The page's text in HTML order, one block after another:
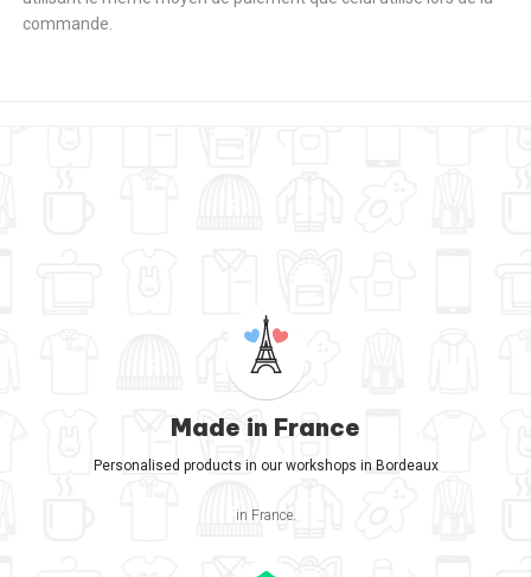
commande.
Made in France
Personalised products in our workshops in Bordeaux
in France.